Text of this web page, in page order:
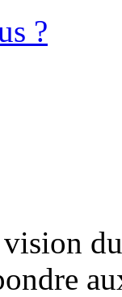
?